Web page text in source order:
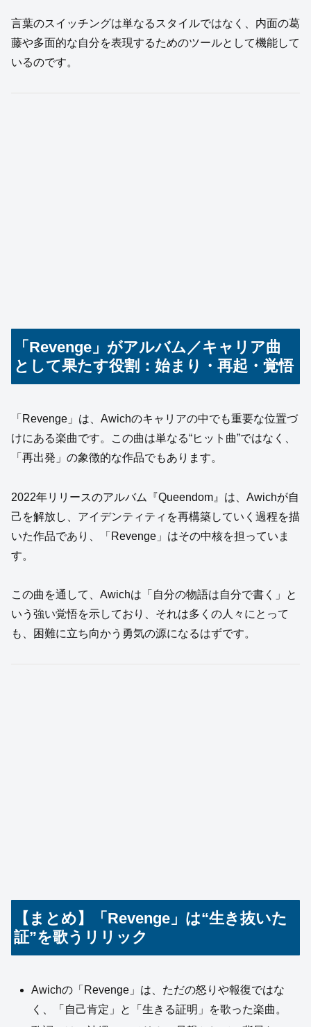
言葉のスイッチングは単なるスタイルではなく、内面の葛
藤や多面的な自分を表現するためのツールとして機能して
いるのです。
「Revenge」がアルバム／キャリア曲
として果たす役割：始まり・再起・覚悟
「Revenge」は、Awichのキャリアの中でも重要な位置づ
けにある楽曲です。この曲は単なる“ヒット曲”ではなく、
「再出発」の象徴的な作品でもあります。
2022年リリースのアルバム『Queendom』は、Awichが自
己を解放し、アイデンティティを再構築していく過程を描
いた作品であり、「Revenge」はその中核を担っていま
す。
この曲を通して、Awichは「自分の物語は自分で書く」と
いう強い覚悟を示しており、それは多くの人々にとって
も、困難に立ち向かう勇気の源になるはずです。
【まとめ】「Revenge」は“生き抜いた
証”を歌うリリック
Awichの「Revenge」は、ただの怒りや報復ではな
く、「自己肯定」と「生きる証明」を歌った楽曲。